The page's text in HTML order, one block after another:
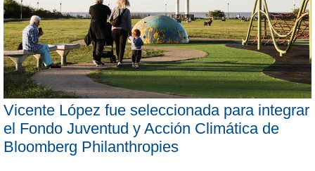
Vicente López fue seleccionada para integrar
el Fondo Juventud y Acción Climática de
Bloomberg Philanthropies